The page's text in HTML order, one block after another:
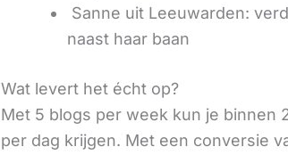
Sanne uit Leeuwarden:
naast haar baan
Wat levert het écht op?
Met 5 blogs per week kun je binnen
per dag krijgen. Met een conversie